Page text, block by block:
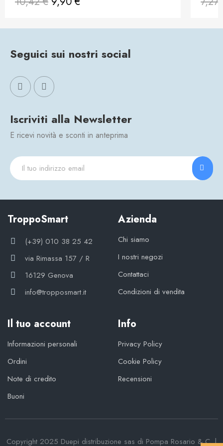
Seguici sui nostri social
Iscriviti alla Newsletter
E ricevi novità e sconti in anteprima
TroppoSmart
(+39) 010 38 25 42
via Rimassa 157 / R
16129 Genova
info@tropposmart.it
Azienda
Chi siamo
I nostri negozi
Contattaci
Condizioni di vendita
Il tuo account
Informazioni personali
Ordini
Note di credito
Buoni
Info
Privacy Policy
Cookie Policy
Recensioni
Copyright 2025 Duepi distribuzione sas di Pompa Rosario & C. |